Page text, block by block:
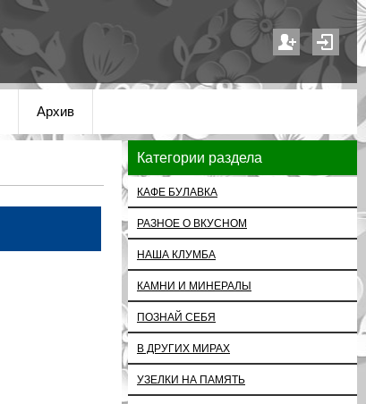
Архив
Категории раздела
КАФЕ БУЛАВКА
РАЗНОЕ О ВКУСНОМ
НАША КЛУМБА
КАМНИ И МИНЕРАЛЫ
ПОЗНАЙ СЕБЯ
В ДРУГИХ МИРАХ
УЗЕЛКИ НА ПАМЯТЬ